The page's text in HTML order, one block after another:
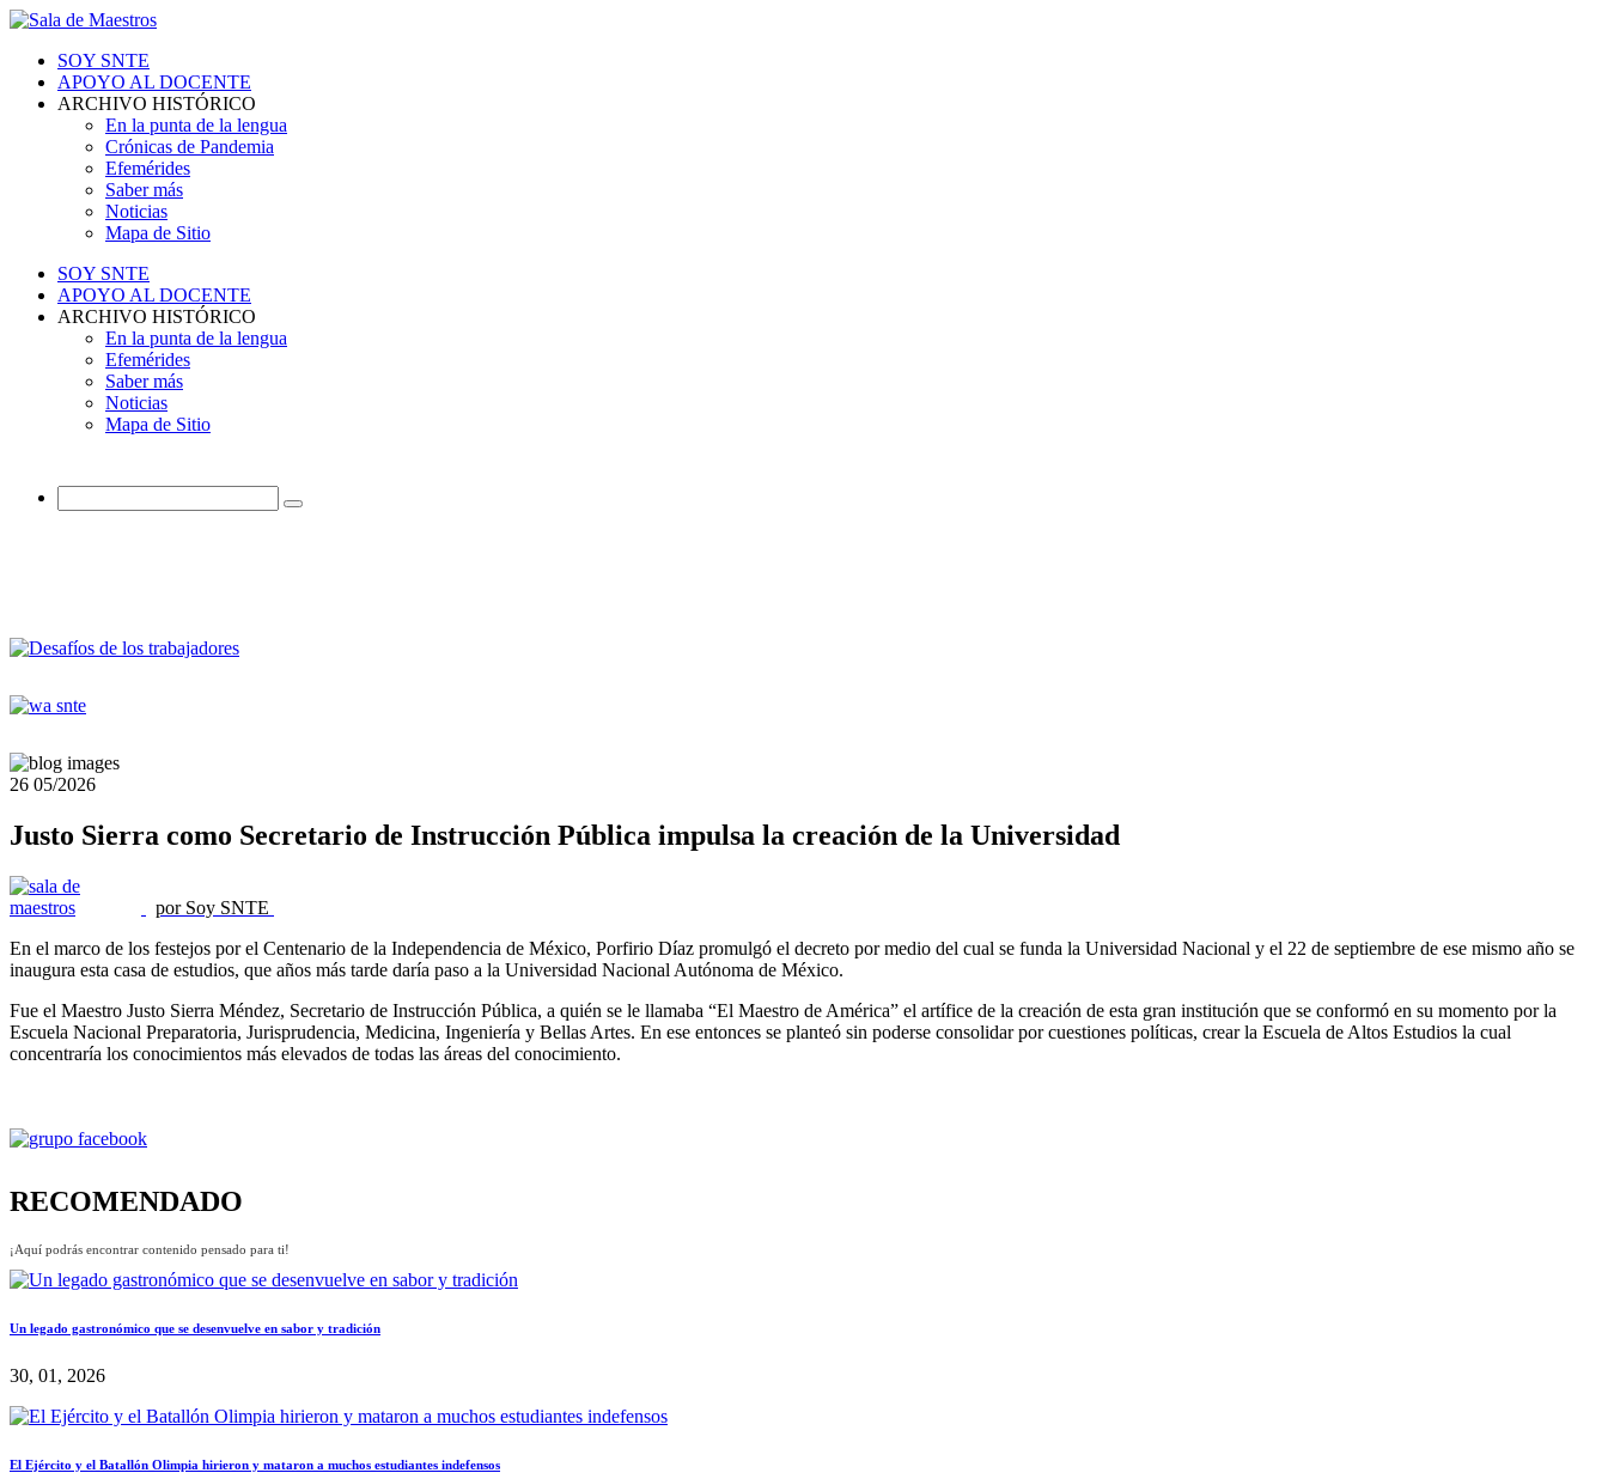
SOY SNTE
APOYO AL DOCENTE
ARCHIVO HISTÓRICO
En la punta de la lengua
Crónicas de Pandemia
Efemérides
Saber más
Noticias
Mapa de Sitio
SOY SNTE
APOYO AL DOCENTE
ARCHIVO HISTÓRICO
En la punta de la lengua
Efemérides
Saber más
Noticias
Mapa de Sitio
26 05/2026
Justo Sierra como Secretario de Instrucción Pública impulsa la creación de la Universidad
por Soy SNTE
En el marco de los festejos por el Centenario de la Independencia de México, Porfirio Díaz promulgó el decreto por medio del cual se funda la Universidad Nacional y el 22 de septiembre de ese mismo año se
inaugura esta casa de estudios, que años más tarde daría paso a la Universidad Nacional Autónoma de México.
Fue el Maestro Justo Sierra Méndez, Secretario de Instrucción Pública, a quién se le llamaba “El Maestro de América” el artífice de la creación de esta gran institución que se conformó en su momento por la
Escuela Nacional Preparatoria, Jurisprudencia, Medicina, Ingeniería y Bellas Artes. En ese entonces se planteó sin poderse consolidar por cuestiones políticas, crear la Escuela de Altos Estudios la cual
concentraría los conocimientos más elevados de todas las áreas del conocimiento.
RECOMENDADO
¡Aquí podrás encontrar contenido pensado para ti!
Un legado gastronómico que se desenvuelve en sabor y tradición
30, 01, 2026
El Ejército y el Batallón Olimpia hirieron y mataron a muchos estudiantes indefensos